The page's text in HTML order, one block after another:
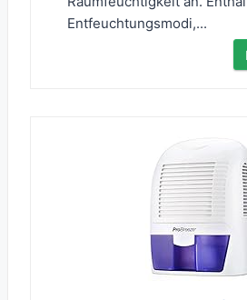
Entfeuchtungsmodi,...